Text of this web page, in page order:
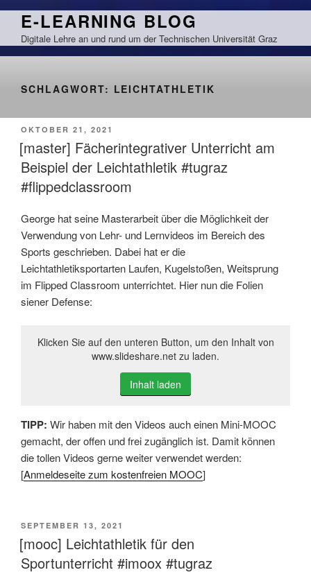
Zum
springen
E-LEARNING BLOG
Digitale Lehre an und rund um der Technischen Universität Graz
SCHLAGWORT: LEICHTATHLETIK
VERÖFFENTLICHT
AM
OKTOBER 21, 2021
[master] Fächerintegrativer Unterricht am
Beispiel der Leichtathletik #tugraz
#flippedclassroom
George hat seine Masterarbeit über die Möglichkeit der
Verwendung von Lehr- und Lernvideos im Bereich des
Sports geschrieben. Dabei hat er die
Leichtathletiksportarten Laufen, Kugelstoßen, Weitsprung
im Flipped Classroom unterrichtet. Hier nun die Folien
siener Defense:
Klicken Sie auf den unteren Button, um den Inhalt von
www.slideshare.net zu laden.
Inhalt laden
TIPP: Wir haben mit den Videos auch einen Mini-MOOC
gemacht, der offen und frei zugänglich ist. Damit können
die tollen Videos gerne weiter verwendet werden:
[Anmeldeseite zum kostenfreien MOOC]
VERÖFFENTLICHT
AM
SEPTEMBER 13, 2021
[mooc] Leichtathletik für den
Sportunterricht #imoox #tugraz